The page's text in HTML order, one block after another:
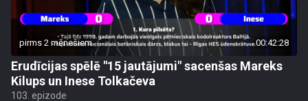
pirms 2 mēnešiem 00:42:28
Erudīcijas spēlē "15 jautājumi" sacenšas Mareks
Kilups un Inese Tolkačeva
103. epizode